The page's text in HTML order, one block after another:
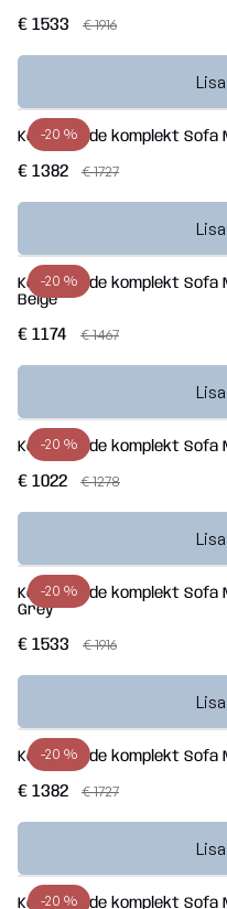
RAZZ
Vaata
kõiki
€ 1533 € 1916
-20 %
Kott-toolide komplekt Sofa
€ 1382 € 1727
-20 %
Kott-toolide komplekt Sofa
Beige
€ 1174 € 1467
-20 %
Kott-toolide komplekt Sofa
€ 1022 € 1278
-20 %
Kott-toolide komplekt Sofa
Grey
€ 1533 € 1916
-20 %
Kott-toolide komplekt Sofa
€ 1382 € 1727
-20 %
Kott-toolide komplekt Sofa